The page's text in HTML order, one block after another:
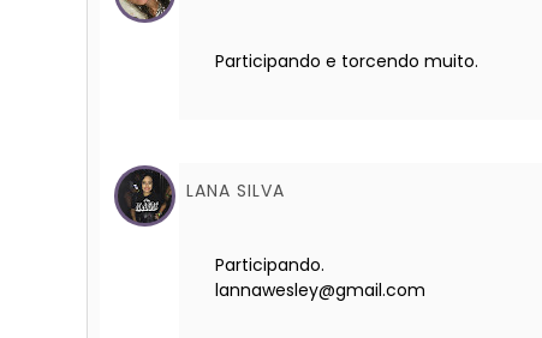
Participando e torcendo muito.
LANA SILVA
Participando.
lannawesley@gmail.com